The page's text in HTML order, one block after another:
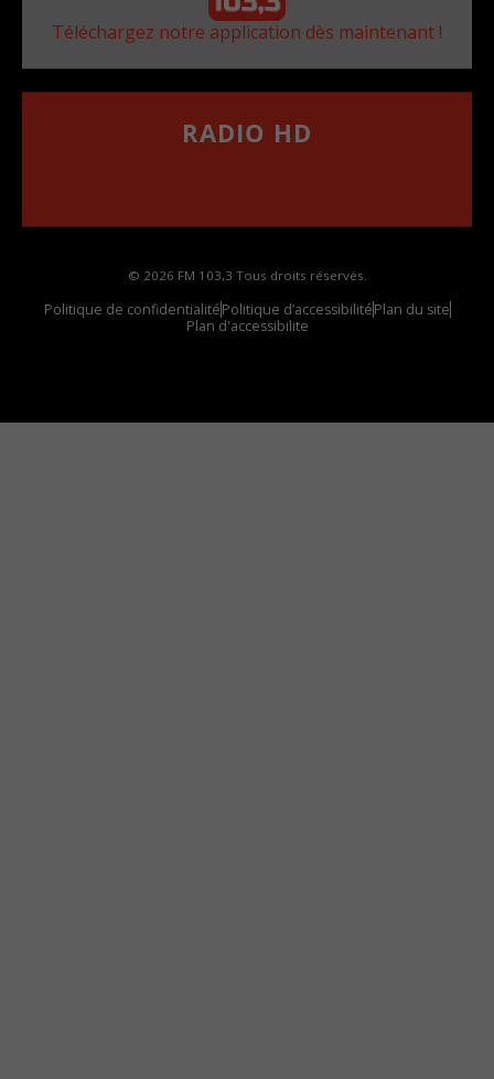
Téléchargez notre application dès maintenant !
RADIO HD
© 2026 FM 103,3 Tous droits réservés.
Politique de confidentialitéPolitique d’accessibilitéPlan du site
Plan d'accessibilite